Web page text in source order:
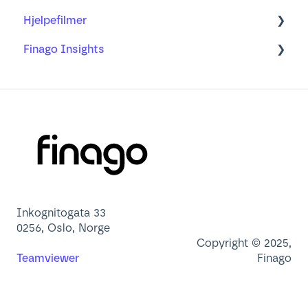
Ofte stilte spørsmål
Min profil
Brukeradministrasjon
Hjelpefilmer
Nettleser
Finago Insights
Inkognitogata 33
0256, Oslo, Norge
Teamviewer
Copyright © 2025,
Finago